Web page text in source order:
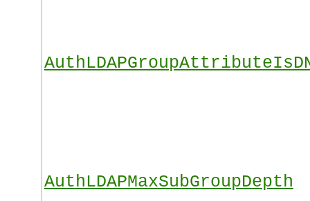
AuthLDAPMaxSubGroupDepth